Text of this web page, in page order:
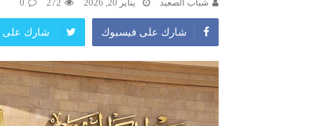
شباب الصعيد يناير 20, 2026 272
0
شارك على فيسبوك شارك على